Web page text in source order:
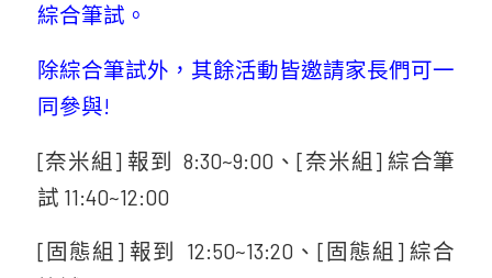
綜合筆試。
除綜合筆試外，其餘活動皆邀請家長們可一
同參與!
[奈米組] 報到 8:30~9:00、[奈米組] 綜合筆
試 11:40~12:00
[固態組] 報到 12:50~13:20、[固態組] 綜合